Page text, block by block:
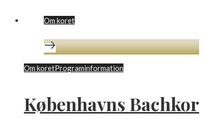
Om koret
Om koretPrograminformation
Københavns Bachkor